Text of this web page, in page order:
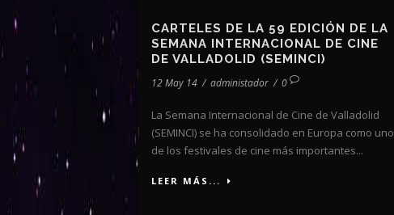
CARTELES DE LA 59 EDICIÓN DE LA
SEMANA INTERNACIONAL DE CINE
DE VALLADOLID (SEMINCI)
12 May 14 / administador / 0
La Semana Internacional de Cine de Valladolid
(SEMINCI) se ha consolidado en Europa como uno
de los festivales de cine más importantes...
LEER MÁS...